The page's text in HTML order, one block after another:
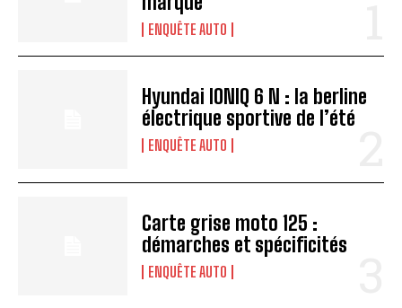
ENQUÊTE AUTO
Hyundai IONIQ 6 N : la berline
électrique sportive de l’été
ENQUÊTE AUTO
Carte grise moto 125 :
démarches et spécificités
ENQUÊTE AUTO